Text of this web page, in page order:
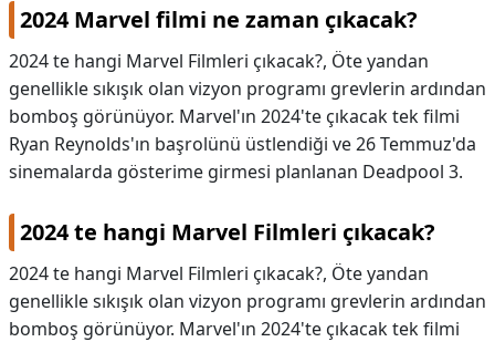
2024 Marvel filmi ne zaman çıkacak?
2024 te hangi Marvel Filmleri çıkacak?, Öte yandan
genellikle sıkışık olan vizyon programı grevlerin ardından
bomboş görünüyor. Marvel'ın 2024'te çıkacak tek filmi
Ryan Reynolds'ın başrolünü üstlendiği ve 26 Temmuz'da
sinemalarda gösterime girmesi planlanan Deadpool 3.
2024 te hangi Marvel Filmleri çıkacak?
2024 te hangi Marvel Filmleri çıkacak?, Öte yandan
genellikle sıkışık olan vizyon programı grevlerin ardından
bomboş görünüyor. Marvel'ın 2024'te çıkacak tek filmi